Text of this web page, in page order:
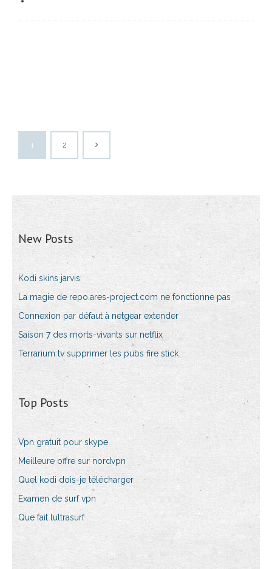
1 2
New Posts
Kodi skins jarvis
La magie de repo.ares-project.com ne fonctionne pas
Connexion par défaut à netgear extender
Saison 7 des morts-vivants sur netflix
Terrarium tv supprimer les pubs fire stick
Top Posts
Vpn gratuit pour skype
Meilleure offre sur nordvpn
Quel kodi dois-je télécharger
Examen de surf vpn
Que fait lultrasurf